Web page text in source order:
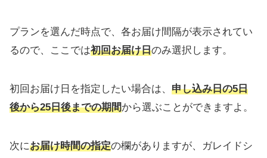
プランを選んだ時点で、各お届け間隔が表示されてい
るので、ここでは初回お届け日のみ選択します。
初回お届け日を指定したい場合は、 申し込み日の5日
後から25日後までの期間から選ぶことができますよ。
次にお届け時間の指定の欄がありますが、ガレイドシ